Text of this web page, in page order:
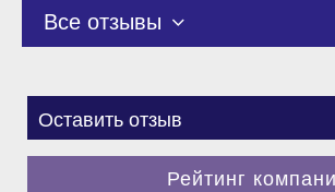
Все отзывы
Оставить отзыв
Рейтинг